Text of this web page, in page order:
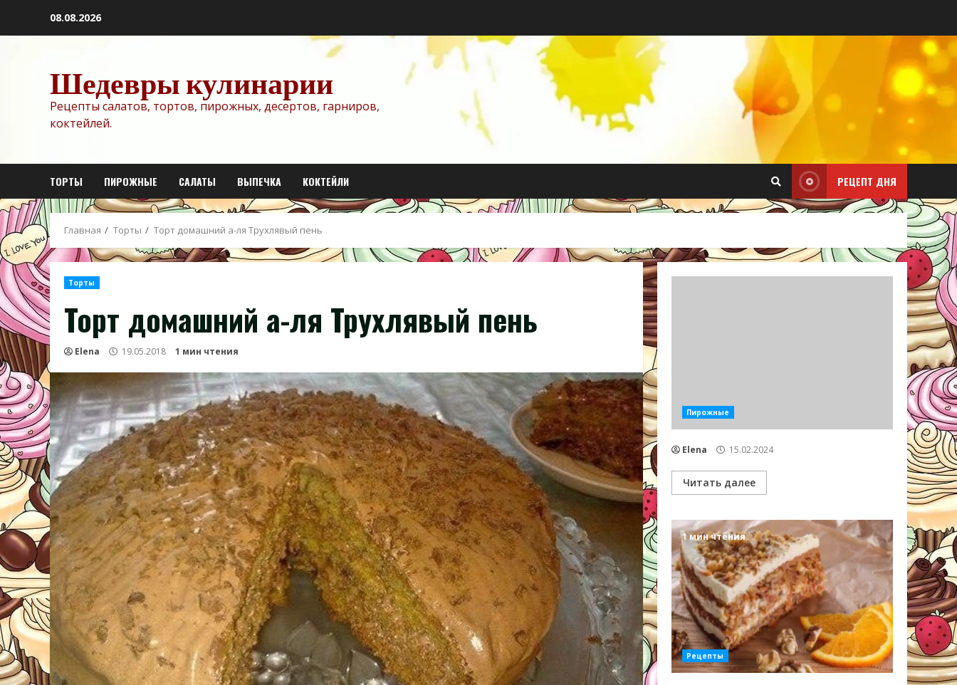
08.08.2026
Шедевры кулинарии
Рецепты салатов, тортов, пирожных, десертов, гарниров,
коктейлей.
ТОРТЫ ПИРОЖНЫЕ САЛАТЫ ВЫПЕЧКА КОКТЕЙЛИ РЕЦЕПТ ДНЯ
Главная Торты Торт домашний а-ля Трухлявый пень
Торты
Торт домашний а-ля Трухлявый пень
Elena 19.05.2018 1 мин чтения
Пирожные
Elena 15.02.2024
Читать далее
1 мин чтения
Рецепты